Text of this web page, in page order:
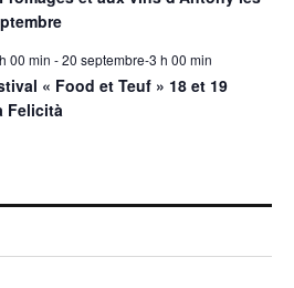
00 min -20 septembre-3 h 00 min
« Food et Teuf » 18 et 19
Felicità